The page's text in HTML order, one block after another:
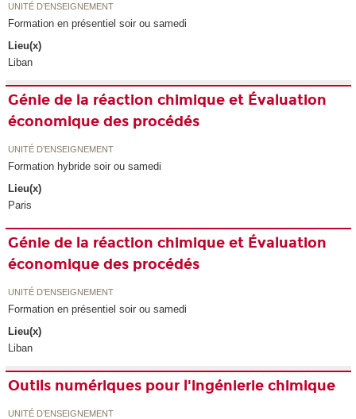
UNITÉ D’ENSEIGNEMENT
Formation en présentiel soir ou samedi
Lieu(x)
Liban
Génie de la réaction chimique et Évaluation
économique des procédés
UNITÉ D’ENSEIGNEMENT
Formation hybride soir ou samedi
Lieu(x)
Paris
Génie de la réaction chimique et Évaluation
économique des procédés
UNITÉ D’ENSEIGNEMENT
Formation en présentiel soir ou samedi
Lieu(x)
Liban
Outils numériques pour l'ingénierie chimique
UNITÉ D’ENSEIGNEMENT